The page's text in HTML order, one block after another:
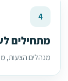
4
מתחילים
מנהלים הצעות,